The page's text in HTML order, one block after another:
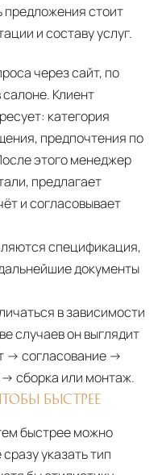
предложения стоит
и составу услуг.
через сайт, по
Клиент
категория
предпочтения по
этого менеджер
предлагает
и согласовывает
спецификация,
документы
в зависимости
случаев он выглядит
→ согласование →
сборка или монтаж.
БЫСТРЕЕ
быстрее можно
указать тип